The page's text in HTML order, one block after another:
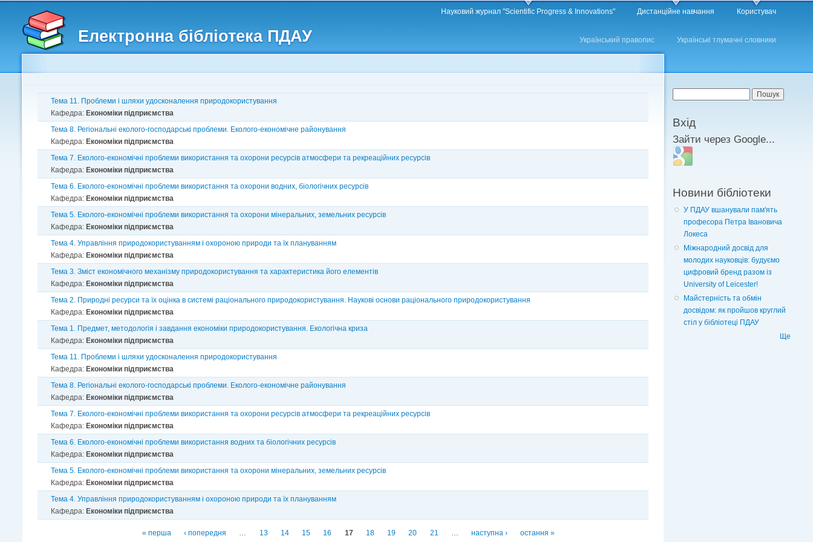
Електронна бібліотека ПДАУ
Головне меню Науковий журнал "Scientific Progress & Innovations" Дистанційне навчання Користувач
Другорядне меню
Український правопис Українські тлумачні словники
Тема 11. Проблеми і шляхи удосконалення природокористування
Кафедра: Економіки підприємства
Тема 8. Регіональні еколого-господарські проблеми. Еколого-економічне районування
Кафедра: Економіки підприємства
Тема 7. Еколого-економічні проблеми використання та охорони ресурсів атмосфери та рекреаційних ресурсів
Кафедра: Економіки підприємства
Тема 6. Еколого-економічні проблеми використання та охорони водних, біологічних ресурсів
Кафедра: Економіки підприємства
Тема 5. Еколого-економічні проблеми використання та охорони мінеральних, земельних ресурсів
Кафедра: Економіки підприємства
Тема 4. Управління природокористуванням і охороною природи та їх плануванням
Кафедра: Економіки підприємства
Тема 3. Зміст економічного механізму природокористування та характеристика його елементів
Кафедра: Економіки підприємства
Тема 2. Природні ресурси та їх оцінка в системі раціонального природокористування. Наукові основи раціонального природокористування
Кафедра: Економіки підприємства
Тема 1. Предмет, методологія і завдання економіки природокористування. Екологічна криза
Кафедра: Економіки підприємства
Тема 11. Проблеми і шляхи удосконалення природокористування
Кафедра: Економіки підприємства
Тема 8. Регіональні еколого-господарські проблеми. Еколого-економічне районування
Кафедра: Економіки підприємства
Тема 7. Еколого-економічні проблеми використання та охорони ресурсів атмосфери та рекреаційних ресурсів
Кафедра: Економіки підприємства
Тема 6. Еколого-економічні проблеми використання водних та біологічних ресурсів
Кафедра: Економіки підприємства
Тема 5. Еколого-економічні проблеми використання та охорони мінеральних, земельних ресурсів
Кафедра: Економіки підприємства
Тема 4. Управління природокористуванням і охороною природи та їх плануванням
Кафедра: Економіки підприємства
« перша ‹ попередня … 13 14 15 16 17 18 19 20 21 … наступна › остання »
Пошукова форма
Вхід
Зайти через Google...
Login with Google
Новини бібліотеки
У ПДАУ вшанували пам'ять
професора Петра Івановича
Локеса
Міжнародний досвід для
молодих науковців: будуємо
цифровий бренд разом із
University of Leicester!
Майстерність та обмін
досвідом: як пройшов круглий
стіл у бібліотеці ПДАУ
Ще